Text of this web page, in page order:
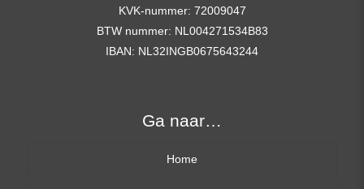
KVK-nummer: 72009047
BTW nummer: NL004271534B83
IBAN: NL32INGB0675643244
Ga naar…
Home